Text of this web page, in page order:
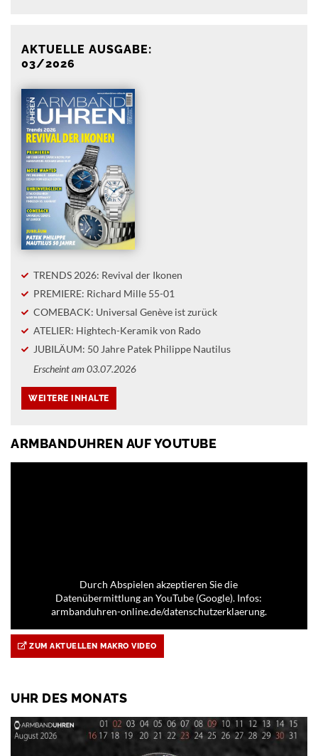
AKTUELLE AUSGABE:
03/2026
TRENDS 2026: Revival der Ikonen
PREMIERE: Richard Mille 55-01
COMEBACK: Universal Genève ist zurück
ATELIER: Hightech-Keramik von Rado
JUBILÄUM: 50 Jahre Patek Philippe Nautilus
Erscheint am 03.07.2026
ARMBANDUHREN AUF YOUTUBE
Durch Abspielen akzeptieren Sie die
Datenübermittlung an YouTube (Google). Infos:
armbanduhren-online.de/datenschutzerklaerung.
ZUM AKTUELLEN MAKRO VIDEO
UHR DES MONATS